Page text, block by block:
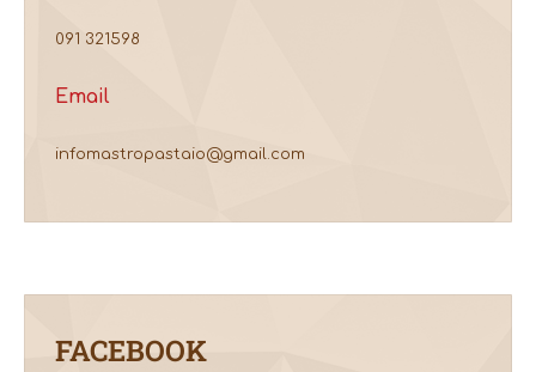
091 321598
Email
infomastropastaio@gmail.com
FACEBOOK